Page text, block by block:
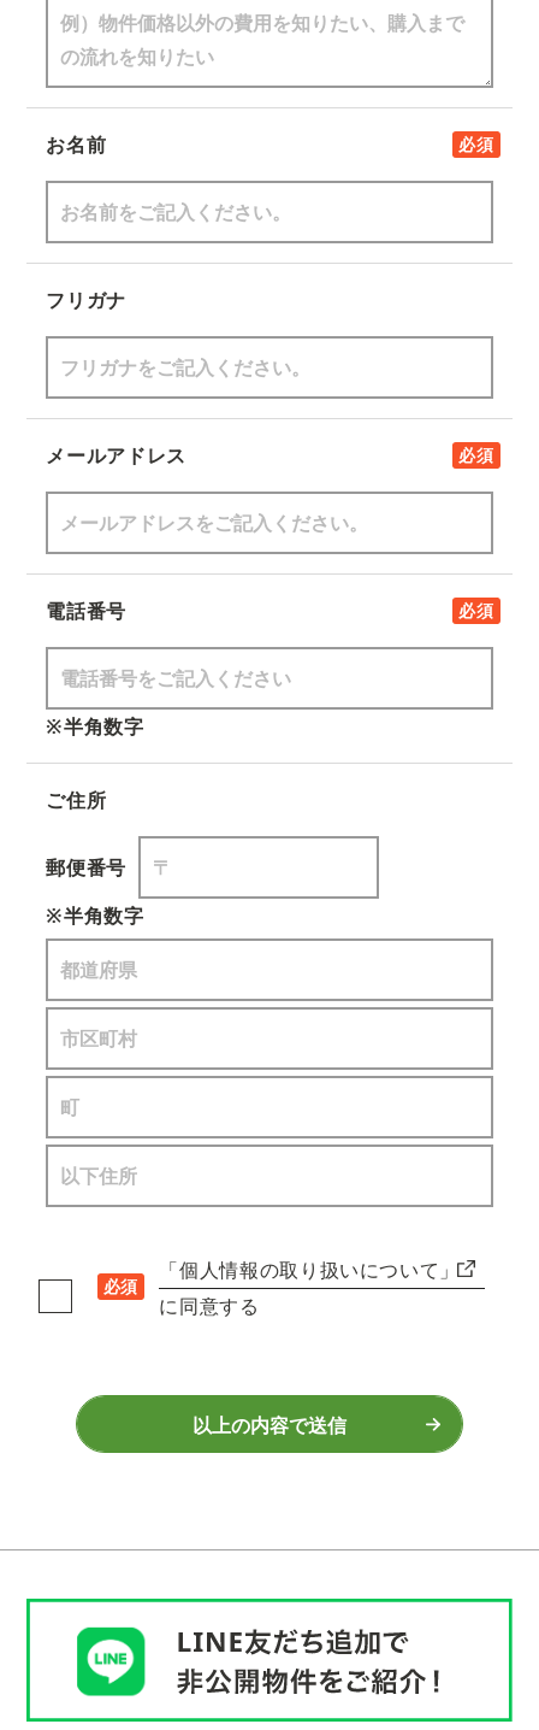
お名前 必須
フリガナ
メールアドレス 必須
電話番号 必須
※半角数字
ご住所
郵便番号
※半角数字
必須
「個人情報の取り扱いについて」
に同意する
以上の内容で送信